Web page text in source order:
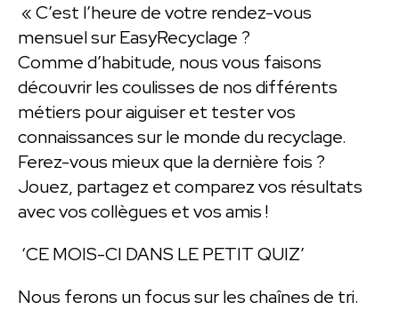
« C’est l’heure de votre rendez-vous
mensuel sur EasyRecyclage ?
Comme d’habitude, nous vous faisons
découvrir les coulisses de nos différents
métiers pour aiguiser et tester vos
connaissances sur le monde du recyclage.
Ferez-vous mieux que la dernière fois ?
Jouez, partagez et comparez vos résultats
avec vos collègues et vos amis !
‘CE MOIS-CI DANS LE PETIT QUIZ’
Nous ferons un focus sur les chaînes de tri.